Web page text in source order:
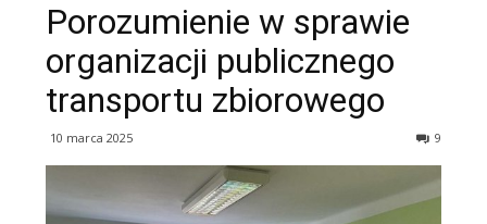
Porozumienie w sprawie
organizacji publicznego
transportu zbiorowego
10 marca 2025 9